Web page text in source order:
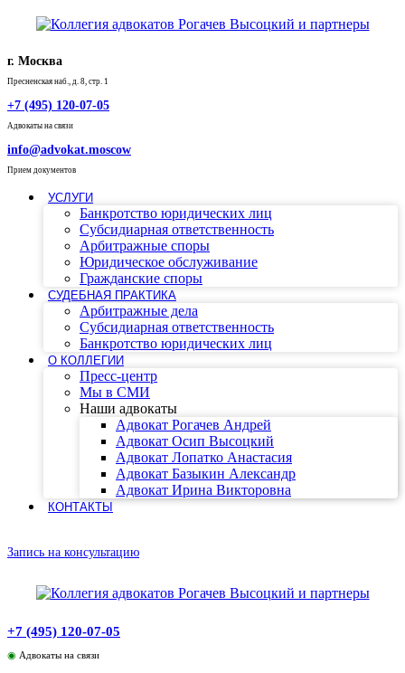
г. Москва
Пресненская наб., д. 8, стр. 1
+7 (495) 120-07-05
Адвокаты на связи
info@advokat.moscow
Прием документов
УСЛУГИ
Банкротство юридических лиц
Субсидиарная ответственность
Арбитражные споры
Юридическое обслуживание
Гражданские споры
СУДЕБНАЯ ПРАКТИКА
Арбитражные дела
Субсидиарная ответственность
Банкротство юридических лиц
О КОЛЛЕГИИ
Пресс-центр
Мы в СМИ
Наши адвокаты
Адвокат Рогачев Андрей
Адвокат Осип Высоцкий
Адвокат Лопатко Анастасия
Адвокат Базыкин Александр
Адвокат Ирина Викторовна
КОНТАКТЫ
Запись на консультацию
+7 (495) 120-07-05
◉ Адвокаты на связи